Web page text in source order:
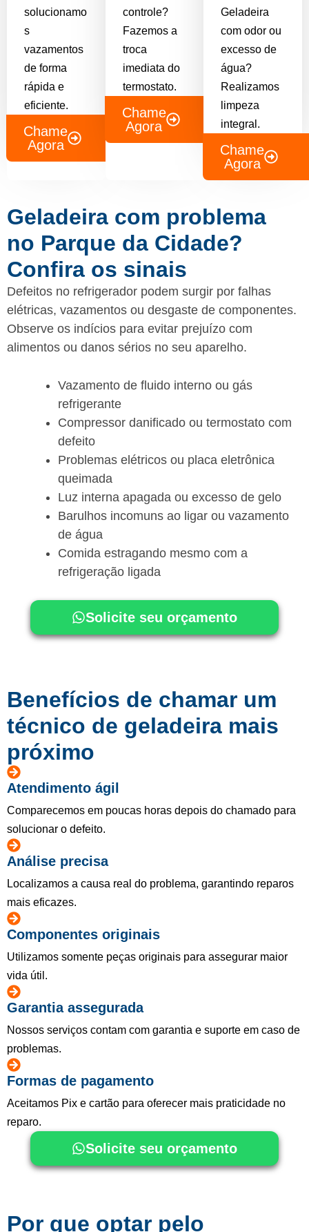
solucionamo
s
vazamentos
de forma
rápida e
eficiente.
Chame
Agora
controle?
Fazemos a
troca
imediata do
termostato.
Chame
Agora
Geladeira
com odor ou
excesso de
água?
Realizamos
limpeza
integral.
Chame
Agora
Geladeira com problema
no Parque da Cidade?
Confira os sinais
Defeitos no refrigerador podem surgir por falhas
elétricas, vazamentos ou desgaste de componentes.
Observe os indícios para evitar prejuízo com
alimentos ou danos sérios no seu aparelho.
Vazamento de fluido interno ou gás
refrigerante
Compressor danificado ou termostato com
defeito
Problemas elétricos ou placa eletrônica
queimada
Luz interna apagada ou excesso de gelo
Barulhos incomuns ao ligar ou vazamento
de água
Comida estragando mesmo com a
refrigeração ligada
Solicite seu orçamento
Benefícios de chamar um
técnico de geladeira mais
próximo
Atendimento ágil
Comparecemos em poucas horas depois do chamado para
solucionar o defeito.
Análise precisa
Localizamos a causa real do problema, garantindo reparos
mais eficazes.
Componentes originais
Utilizamos somente peças originais para assegurar maior
vida útil.
Garantia assegurada
Nossos serviços contam com garantia e suporte em caso de
problemas.
Formas de pagamento
Aceitamos Pix e cartão para oferecer mais praticidade no
reparo.
Solicite seu orçamento
Por que optar pelo